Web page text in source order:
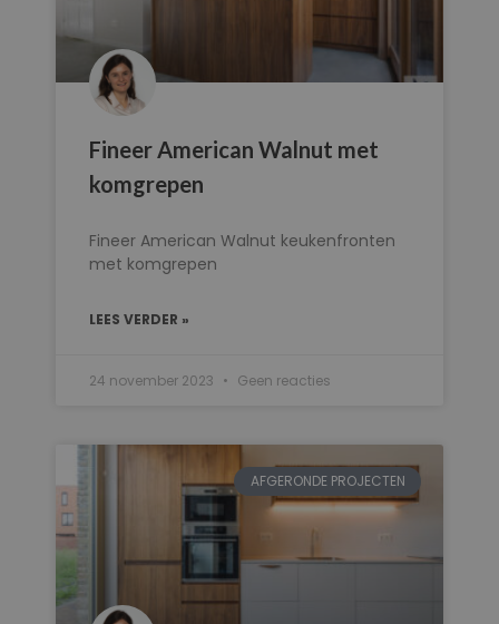
Fineer American Walnut met
komgrepen
Fineer American Walnut keukenfronten
met komgrepen
LEES VERDER »
24 november 2023 Geen reacties
AFGERONDE PROJECTEN